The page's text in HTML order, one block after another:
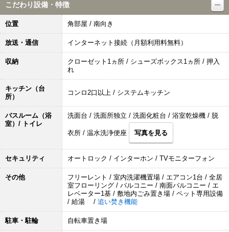
こだわり設備・特徴
位置 角部屋 / 南向き
放送・通信 インターネット接続（月額利用料無料）
収納
クローゼット1ヵ所 / シューズボックス1ヵ所 / 押入
れ
キッチン（台
所）
コンロ2口以上 / システムキッチン
バスルーム（浴
室）/ トイレ
洗面台 / 洗面所独立 / 洗面化粧台 / 浴室乾燥機 / 脱
衣所 / 温水洗浄便座 写真を見る
セキュリティ オートロック / インターホン / TVモニターフォン
その他
フリーレント / 室内洗濯機置場 / エアコン1台 / 全居
室フローリング / バルコニー / 南面バルコニー / エ
レベーター1基 / 敷地内ごみ置き場 / ペット専用設備
/ 給湯 / 追い焚き機能
駐車・駐輪 自転車置き場